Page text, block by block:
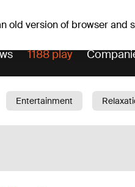
old version of browser and
1188 play
Entertainment